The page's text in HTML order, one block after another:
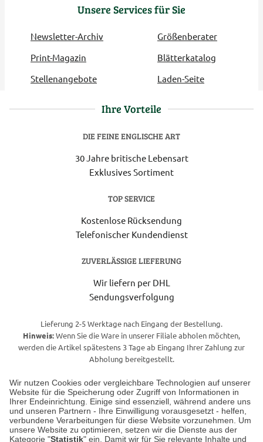
Wir nutzen Cookies oder vergleichbare Technologien auf unserer
Website für die Speicherung oder Zugriff von Informationen in
Ihrer Endeinrichtung. Einige sind essenziell, während andere uns
und unseren Partnern - Ihre Einwilligung vorausgesetzt - helfen,
verbundene Verarbeitungen für diese Website vorzunehmen. Um
unsere Website zu optimieren, setzen wir die Dienste aus der
Kategorie "Statistik" ein. Damit wir für Sie relevante Inhalte und
Unsere Services für Sie
Newsletter-Archiv
Größenberater
Print-Magazin
Blätterkatalog
Stellenangebote
Laden-Seite
Ihre Vorteile
DIE FEINE ENGLISCHE ART
30 Jahre britische Lebensart
Exklusives Sortiment
TOP SERVICE
Kostenlose Rücksendung
Telefonischer Kundendienst
ZUVERLÄSSIGE LIEFERUNG
Wir liefern per DHL
Sendungsverfolgung
Lieferung 2-5 Werktage nach Eingang der Bestellung.
Hinweis:Wenn Sie die Ware in unserer Filiale abholen möchten,
werden die Artikel spätestens 3 Tage ab Eingang Ihrer Zahlung zur
Abholung bereitgestellt.
Unser Geschäft in Meckenheim
Auf dem Steinbüchel 6
53340 Meckenheim